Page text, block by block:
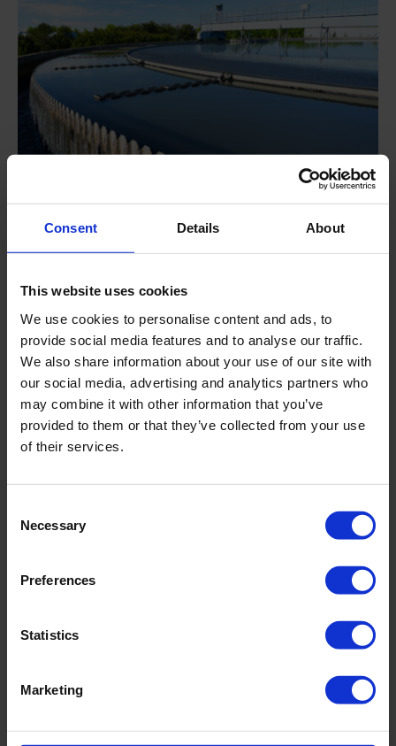
Consent Details About
This website uses cookies
We use cookies to personalise content and ads, to
provide social media features and to analyse our traffic.
We also share information about your use of our site with
our social media, advertising and analytics partners who
may combine it with other information that you’ve
provided to them or that they’ve collected from your use
of their services.
Selection
Necessary
Preferences
Statistics
Marketing
Drinkwaterbehandeling in Killaloe
Een drinkwaterzuiveringsinstallatie in Killaloe streeft
ernaar veilig drinkwater te leveren en kiest ervoor
MEER LEZEN
Legionellabestrijding in de luchtvaartindustrie
Sinds 2003 worden de producten van Roam